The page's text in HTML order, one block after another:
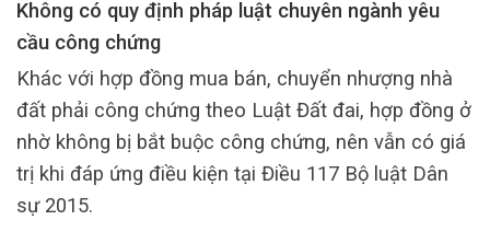
Không có quy định pháp luật chuyên ngành yêu
cầu công chứng
Khác với hợp đồng mua bán, chuyển nhượng nhà
đất phải công chứng theo Luật Đất đai, hợp đồng ở
nhờ không bị bắt buộc công chứng, nên vẫn có giá
trị khi đáp ứng điều kiện tại Điều 117 Bộ luật Dân
sự 2015.